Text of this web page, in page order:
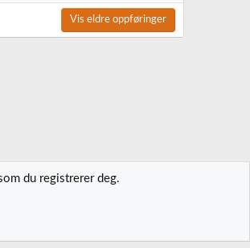
Vis eldre oppføringer
du registrerer deg.